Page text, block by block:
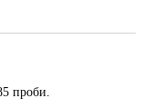
проби.